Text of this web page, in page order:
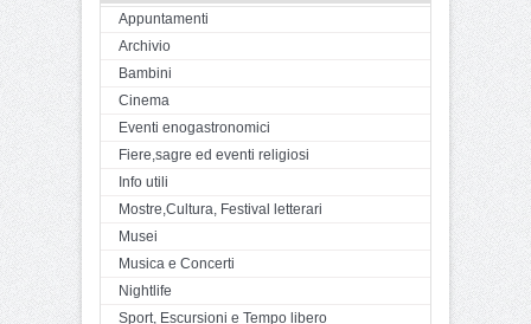
Appuntamenti
Archivio
Bambini
Cinema
Eventi enogastronomici
Fiere,sagre ed eventi religiosi
Info utili
Mostre,Cultura, Festival letterari
Musei
Musica e Concerti
Nightlife
Sport, Escursioni e Tempo libero